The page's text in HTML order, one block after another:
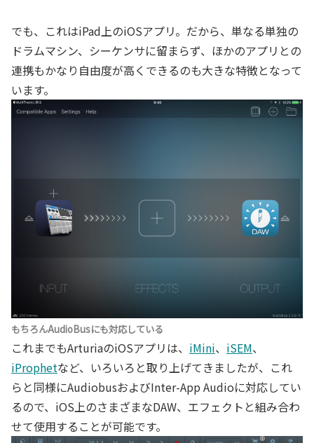
でも、これはiPad上のiOSアプリ。だから、単なる単独の
ドラムマシン、シーケンサに留まらず、ほかのアプリとの
連携もかなり自由度が高くできるのも大きな特徴となって
います。
もちろんAudioBusにも対応している
これまでもArturiaのiOSアプリは、 iMini、 iSEM、
iProphetなど、いろいろと取り上げてきましたが、これ
らと同様にAudiobusおよびInter-App Audioに対応してい
るので、iOS上のさまざまなDAW、エフェクトと組み合わ
せて使用することが可能です。